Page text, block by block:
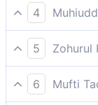
অতঃপর তারা
4
অতঃপর তারা তার
5 Zohurul
সুতরাং তারা তাঁর কাছ
6 Mufti